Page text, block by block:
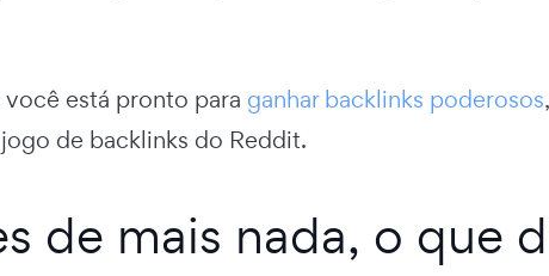
você está pronto para ganhar backlinks poderosos
de backlinks do Reddit.
de mais nada, o que